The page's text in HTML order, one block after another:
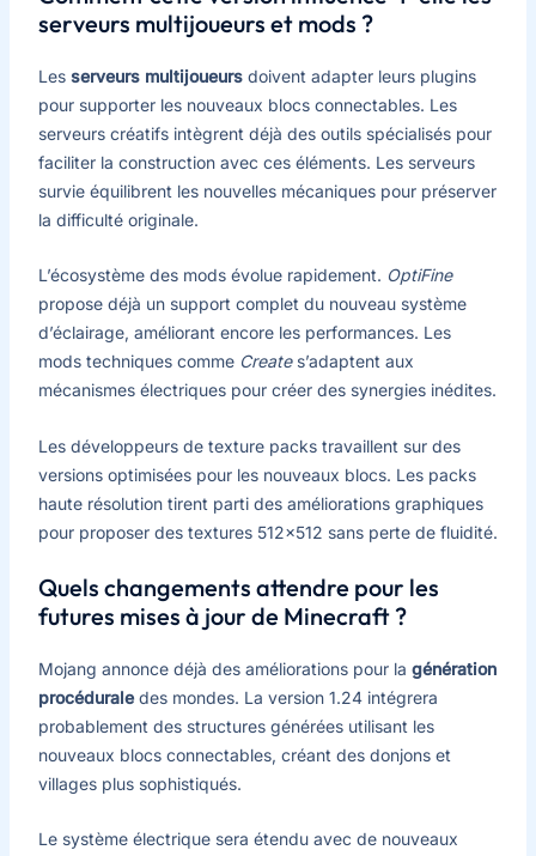
serveurs multijoueurs et mods ?
Les serveurs multijoueursdoivent adapter leurs plugins
pour supporter les nouveaux blocs connectables. Les
serveurs créatifs intègrent déjà des outils spécialisés pour
faciliter la construction avec ces éléments. Les serveurs
survie équilibrent les nouvelles mécaniques pour préserver
la difficulté originale.
L’écosystème des mods évolue rapidement. OptiFine
propose déjà un support complet du nouveau système
d’éclairage, améliorant encore les performances. Les
mods techniques comme Creates’adaptent aux
mécanismes électriques pour créer des synergies inédites.
Les développeurs de texture packs travaillent sur des
versions optimisées pour les nouveaux blocs. Les packs
haute résolution tirent parti des améliorations graphiques
pour proposer des textures 512×512 sans perte de fluidité.
Quels changements attendre pour les
futures mises à jour de Minecraft ?
Mojang annonce déjà des améliorations pour la génération
procéduraledes mondes. La version 1.24 intégrera
probablement des structures générées utilisant les
nouveaux blocs connectables, créant des donjons et
villages plus sophistiqués.
Le système électrique sera étendu avec de nouveaux